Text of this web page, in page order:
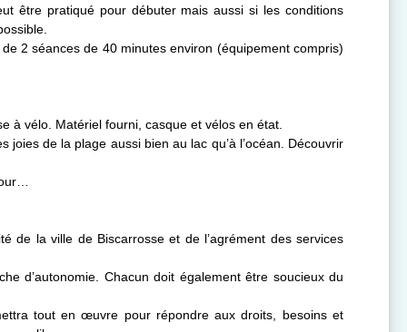
être pratiqué pour débuter mais aussi si les conditions
2 séances de 40 minutes environ (équipement compris)
à vélo. Matériel fourni, casque et vélos en état.
de la plage aussi bien au lac qu’à l’océan. Découvrir
de la ville de Biscarrosse et de l’agrément des services
d’autonomie. Chacun doit également être soucieux du
tout en œuvre pour répondre aux droits, besoins et